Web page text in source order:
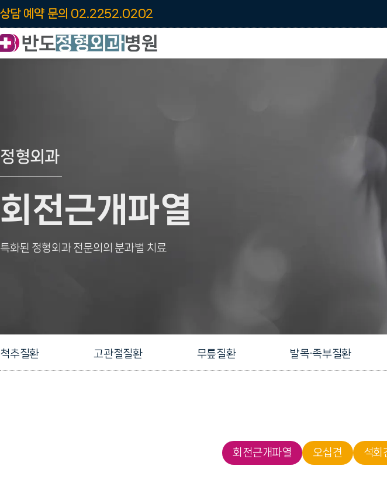
상담 예약 문의 02.2252.0202
정형외과
회전근개파열
특화된 정형외과 전문의의 분과별 치료
척추질환 고관절질환 무릎질환 발목·족부질환
회전근개파열 오십견 석회